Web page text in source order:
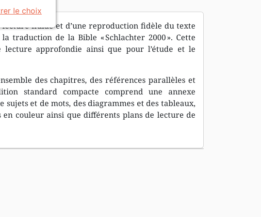
lecture fluide et d’une reproduction fidèle du texte
traduction de la Bible « Schlachter 2000 ». Cette
approfondie ainsi que pour l’étude et le
des chapitres, des références parallèles et
standard compacte comprend une annexe
sujets et de mots, des diagrammes et des tableaux,
couleur ainsi que différents plans de lecture de
le choix